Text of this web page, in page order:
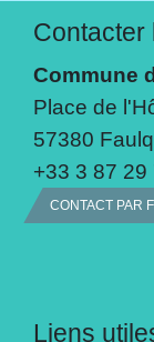
Contacter
Commune
Place de
57380
+33 3 87 29
CONTACT PAR
Liens